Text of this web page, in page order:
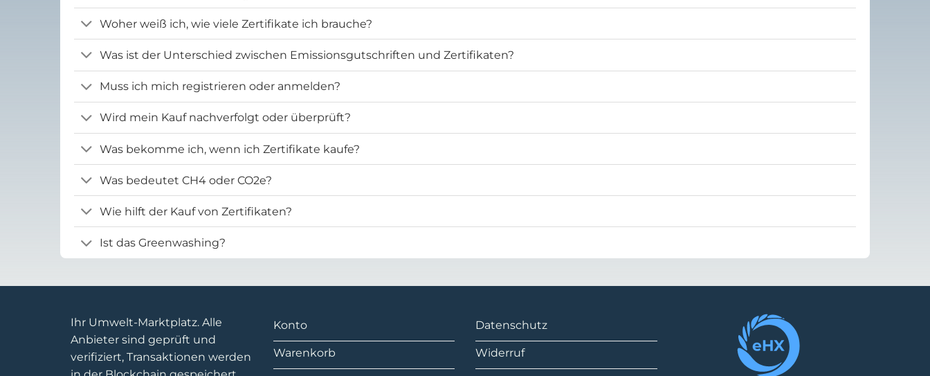
Woher weiß ich, wie viele Zertifikate ich brauche?
Was ist der Unterschied zwischen Emissionsgutschriften und Zertifikaten?
Muss ich mich registrieren oder anmelden?
Wird mein Kauf nachverfolgt oder überprüft?
Was bekomme ich, wenn ich Zertifikate kaufe?
Was bedeutet CH4 oder CO2e?
Wie hilft der Kauf von Zertifikaten?
Ist das Greenwashing?
Ihr Umwelt-Marktplatz. Alle
Anbieter sind geprüft und
verifiziert, Transaktionen werden
Konto
Warenkorb
Datenschutz
Widerruf